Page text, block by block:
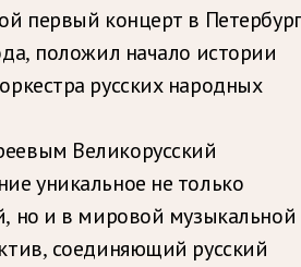
первый концерт в
положил начало истории
русских народных
Великорусский
уникальное не только
но и в мировой музыкальной
соединяющий русский